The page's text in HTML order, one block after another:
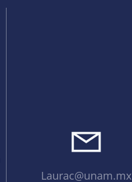
Laurac@unam.mx